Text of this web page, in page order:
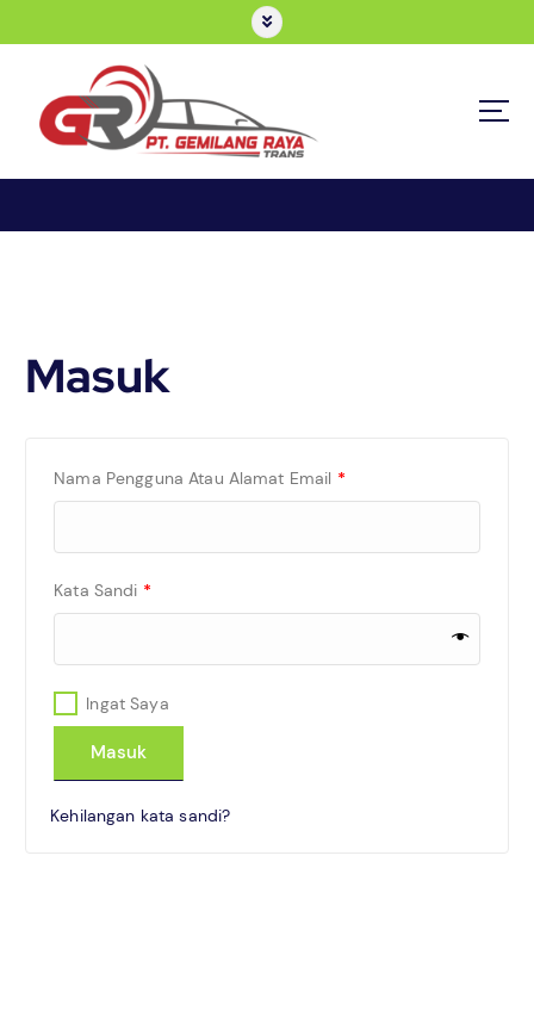
Masuk
Nama Pengguna Atau Alamat Email *
Kata Sandi *
Ingat Saya
Masuk
Kehilangan kata sandi?